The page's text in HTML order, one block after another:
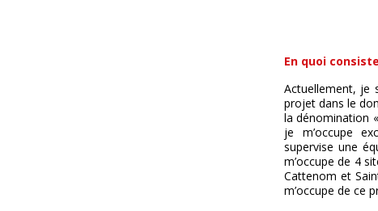
En quoi
Actuellement, je
projet dans le
la dénomination
je m’occupe
supervise une
m’occupe de 4
Cattenom et
m’occupe de ce